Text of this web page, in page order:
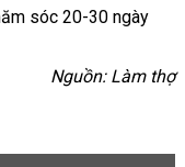
sóc 20-30 ngày
Nguồn: Làm thợ